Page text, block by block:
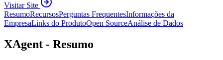
Visitar Site
ResumoRecursosPerguntas FrequentesInformações da
EmpresaLinks do ProdutoOpen SourceAnálise de Dados
XAgent - Resumo